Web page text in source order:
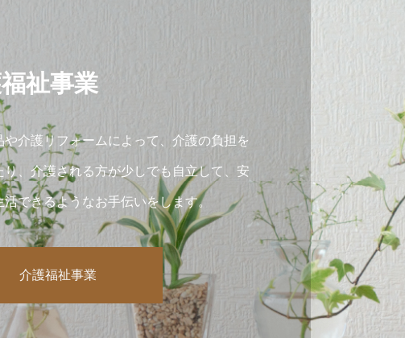
祉事業
や介護リフォームによって、介護の負担を
り、介護される方が少しでも自立して、安
活できるようなお手伝いをします。
介護福祉事業